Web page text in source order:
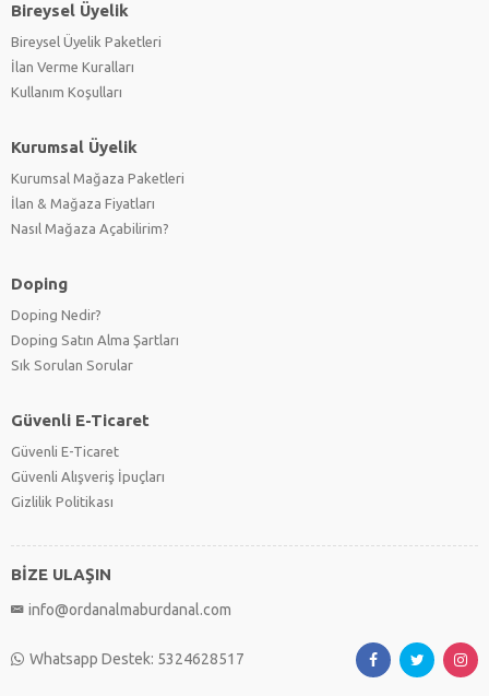
Bireysel Üyelik
Bireysel Üyelik Paketleri
İlan Verme Kuralları
Kullanım Koşulları
Kurumsal Üyelik
Kurumsal Mağaza Paketleri
İlan & Mağaza Fiyatları
Nasıl Mağaza Açabilirim?
Doping
Doping Nedir?
Doping Satın Alma Şartları
Sık Sorulan Sorular
Güvenli E-Ticaret
Güvenli E-Ticaret
Güvenli Alışveriş İpuçları
Gizlilik Politikası
BİZE ULAŞIN
info@ordanalmaburdanal.com
Whatsapp Destek: 5324628517